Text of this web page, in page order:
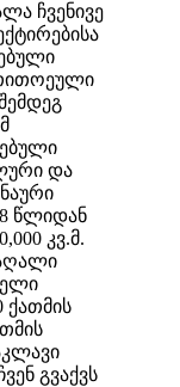
ჩვენივე
და
წლიდან
კვ.მ.
ქათმის
გვაქვს